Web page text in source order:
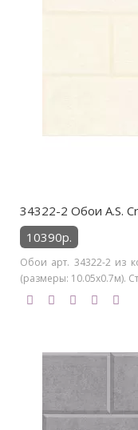
34322-2 Обои A.S.
10390р.
Обои арт. 34322-2 из
(размеры: 10.05х0.7м).